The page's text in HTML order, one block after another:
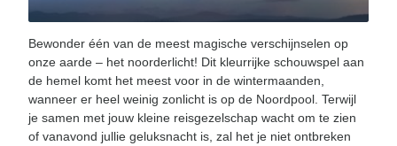
Bewonder één van de meest magische verschijnselen op
onze aarde – het noorderlicht! Dit kleurrijke schouwspel aan
de hemel komt het meest voor in de wintermaanden,
wanneer er heel weinig zonlicht is op de Noordpool. Terwijl
je samen met jouw kleine reisgezelschap wacht om te zien
of vanavond jullie geluksnacht is, zal het je niet ontbreken